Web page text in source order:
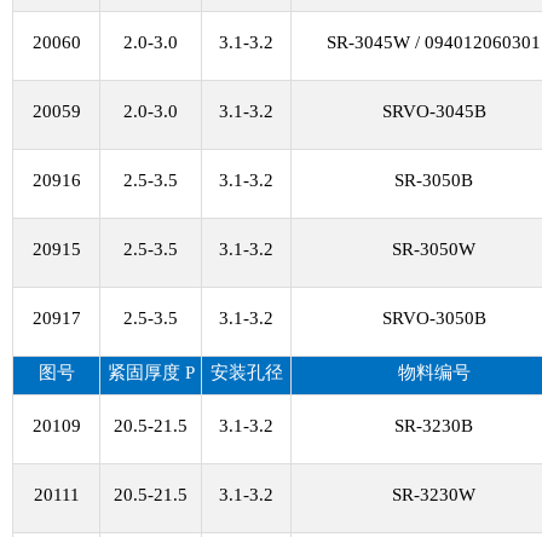
20060 2.0-3.0 3.1-3.2 SR-3045W / 094012060301
20059 2.0-3.0 3.1-3.2 SRVO-3045B
20916 2.5-3.5 3.1-3.2 SR-3050B
20915 2.5-3.5 3.1-3.2 SR-3050W
20917 2.5-3.5 3.1-3.2 SRVO-3050B
图号 紧固厚度P 安装孔径 物料编号
20109 20.5-21.5 3.1-3.2 SR-3230B
20111 20.5-21.5 3.1-3.2 SR-3230W